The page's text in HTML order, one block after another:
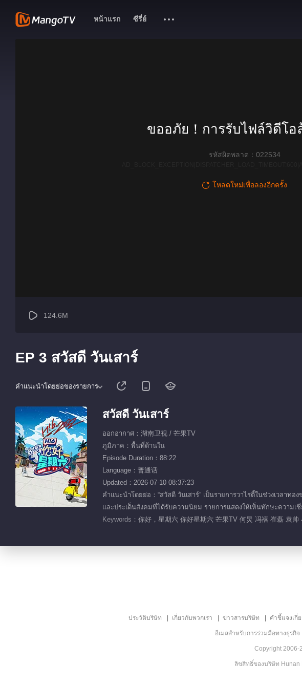
หน้าแรก ซีรี่ย์
ขออภัย！การรับไฟล์วิดีโอ
รหัสผิดพลาด：022534
โหลดใหม่เพื่อลองอีกครั้ง
124.6M
EP 3 สวัสดี วันเสาร์
คำแนะนำโดยย่อของรายการ
สวัสดี วันเสาร์
ออกอากาศ：湖南卫视 / 芒果TV
ภูมิภาค：พื้นที่ด้านใน
Episode Duration：88:22
Language：普通话
Updated：2026-07-10 08:37:23
คำแนะนำโดยย่อ：“สวัสดี วันเสาร์” เป็นรายการวาไรตี้ในช่วงเวล
และประเด็นสังคมที่ได้รับความนิยม รายการแสดงให้เห็นทักษะความ
Keywords： 你好，星期六 你好星期六 芒果TV 何炅 冯禧 崔磊 袁
ประวัติบริษัท เกี่ยวกับพวกเรา ข่าวสารบริษัท คำชี้แจงเกี่
อีเมลสำหรับการร่วมมือทางธุรกิจ
Copyright 2006-
ลิขสิทธิ์ของบริษัท Hunan